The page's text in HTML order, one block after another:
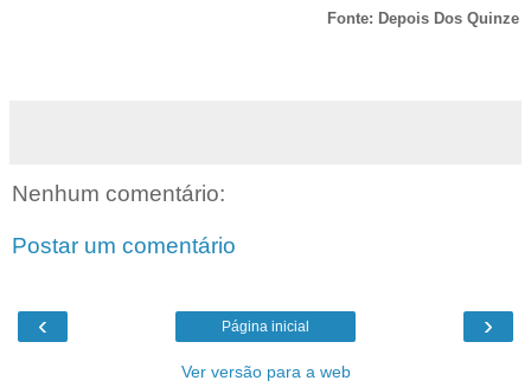
Fonte: Depois Dos Quinze
Nenhum comentário:
Postar um comentário
‹ ›
Página inicial
Ver versão para a web